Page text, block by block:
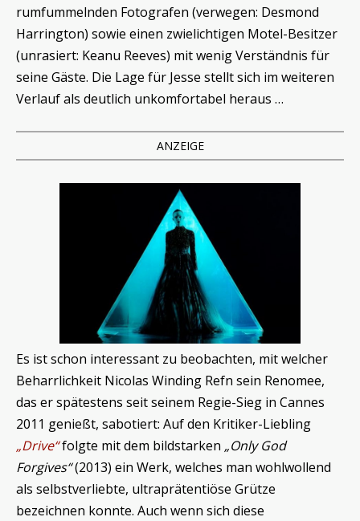
rumfummelnden Fotografen (verwegen: Desmond
Harrington) sowie einen zwielichtigen Motel-Besitzer
(unrasiert: Keanu Reeves) mit wenig Verständnis für
seine Gäste. Die Lage für Jesse stellt sich im weiteren
Verlauf als deutlich unkomfortabel heraus …
ANZEIGE
Es ist schon interessant zu beobachten, mit welcher
Beharrlichkeit Nicolas Winding Refn sein Renomee,
das er spätestens seit seinem Regie-Sieg in Cannes
2011 genießt, sabotiert: Auf den Kritiker-Liebling
„Drive“folgte mit dem bildstarken „Only God
Forgives“(2013) ein Werk, welches man wohlwollend
als selbstverliebte, ultraprätentiöse Grütze
bezeichnen konnte. Auch wenn sich diese